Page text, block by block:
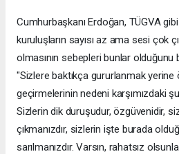
Cumhurbaşkanı Erdoğan, TÜGVA
kuruluşların sayısı az ama sesi çok
olmasının sebepleri bunlar olduğunu
"Sizlere baktıkça gururlanmak
geçirmelerinin nedeni karşımızdaki
Sizlerin dik duruşudur, özgüvenidir,
çıkmanızdır, sizlerin işte burada
sarılmanızdır. Varsın, rahatsız